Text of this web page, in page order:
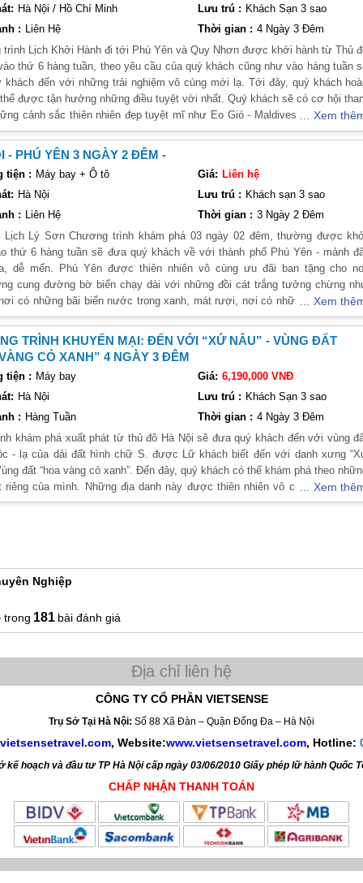
nghỉ lý tưởng cùng gia đình và bạn bè
vào dịp lễ 30/4 và 1/5, hãy lựa chọn tour du lịch Phú Yên. Với những
biệt, chắc chắn bạn sẽ có những trải nghiệm đáng nhớ và thú vị.
thích biển và nắng. Với các tour du lịch từ 1 ngày đến 4 ngày, bạn có thể
này. Đừng quên thưởng thức những món ăn đặc sản và trải nghiệm
Hà Nội / Hồ Chí Minh Lưu trú : Khách Sạn 3 sao
: Liên Hệ Thời gian : 4 Ngày 3 Đêm
trình Lịch Khởi Hành đi tới Phú Yên và Quy Nhơn được khởi hành từ Thủ
thứ 6 hàng tuần, theo yêu cầu của quý khách cũng như vào hàng tuần
khách đến với những trải nghiệm vô cùng mới lạ. Tới đây, quý khách
được tận hưởng những điều tuyệt vời nhất. Quý khách sẽ có cơ hội
cảnh sắc thiên nhiên đẹp tuyệt mĩ như Eo Gió - Maldives của Việt
Kỳ Co, Ngọn hải đăng Mũi Điện, Bãi Xép,..., thưởng thức những món ăn
nhau trải nghiệm cuộc sống đánh bắt hải sản của
dân sinh sống tại đây. Chúng tôi rất hân hạnh được đồng hành cùng với
trong hành trình thú vị này! XIn mời quý khách tham khảo Ngày đi, hành
gian cũng như mức giả của chúng tôi!
Xem
- PHÚ YÊN 3 NGÀY 2 ĐÊM -
tiện : Máy bay + Ô tô Giá: Liên hệ
Hà Nội Lưu trú : Khách sạn 3 sao
: Liên Hệ Thời gian : 3 Ngày 2 Đêm
Lịch Lý Sơn Chương trình khám phá 03 ngày 02 đêm, thường được
thứ 6 hàng tuần sẽ đưa quý khách về với thành phố Phú Yên - mảnh
dễ mến. Phú Yên được thiên nhiên vô cùng ưu đãi ban tặng cho
cung đường bờ biển chạy dài với những đồi cát trắng tưởng chừng
có những bãi biển nước trong xanh, mát rượi, nơi có những vẻ đẹp
vĩ, khiến lòng lữ khách xao xuyến, là mảnh đất của những di tích của
oai phong, lẫm liệt của dân tộc ta và đây cũng là thiên đường để thưởng
món ăn ngon tuyệt vời của Phú Yên. Điều này sẽ càng trở nên hoàn hào
suốt hành trình chinh phục Phú Yên của mình! Chắc chắn, quý khách sẽ
tuyệt vời khi lựa chọn dịch vụ của chúng tôi! Dưới đây là hành trình cụ thể
tôi!
Xem
TRÌNH KHUYẾN MẠI: ĐẾN VỚI “XỨ NẪU” - VÙNG ĐẤT
CỎ XANH” 4 NGÀY 3 ĐÊM
tiện : Máy bay Giá: 6,190,000 VNĐ
Hà Nội Lưu trú : Khách Sạn 3 sao
: Hàng Tuần Thời gian : 4 Ngày 3 Đêm
khám phá xuất phát từ thủ đô Hà Nội sẽ đưa quý khách đến với vùng
của dải đất hình chữ S. được Lữ khách biết đến với danh xưng “Xứ
đất “hoa vàng cỏ xanh”. Đến đây, quý khách có thể khám phá theo
riêng của mình. Những địa danh này được thiên nhiên vô cùng ưu đãi
nhiều danh lam thắng cảnh đẹp tuyệt mĩ cũng như những chiến tích
Xem
Nghiệp
181 bài đánh giá
CÔNG TY CỔ PHẦN VIETSENSE
Trụ Sở Tại Hà Nội: Số 88 Xã Đàn – Quận Đống Đa – Hà Nội
, Website:www.vietsensetravel.com, Hotline:
hoạch và đầu tư TP Hà Nội cấp ngày 03/06/2010 Giấy phép lữ hành Quốc
CHẤP NHẬN THANH TOÁN